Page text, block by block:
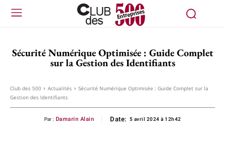
Sécurité Numérique Optimisée : Guide Complet
sur la Gestion des Identifiants
Club des 500 Actualités
Sécurité Numérique Optimisée : Guide Complet sur la
Gestion des Identifiants
Par : Damarin Alain Date: 5 avril 2024 à 12h42